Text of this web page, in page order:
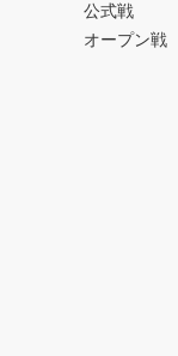
公式戦
オープン戦